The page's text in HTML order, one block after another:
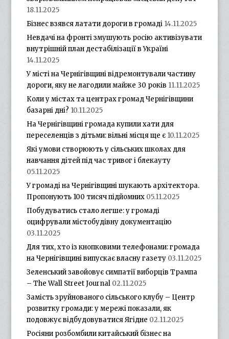
18.11.2025
Бізнес взявся латати дороги в громаді 14.11.2025
Невдачі на фронті змушують росію активізувати
внутрішній план дестабілізації в Україні
14.11.2025
У місті на Чернігівщині відремонтували частину
дороги, яку не лагодили майже 30 років 11.11.2025
Коли у містах та центрах громад Чернігівщини
базарні дні? 10.11.2025
На Чернігівщині громада купили хати для
переселенців з дітьми: вільні місця ще є 10.11.2025
Які умови створюють у сільських школах для
навчання дітей під час тривог і блекауту
05.11.2025
У громаді на Чернігівщині шукають архітектора.
Пропонують 100 тисяч підйомних 05.11.2025
Побудуватись стало легше: у громаді
оцифрували містобудівну документацію
03.11.2025
Для тих, хто із кнопковими телефонами: громада
на Чернігівщині випускає власну газету 03.11.2025
Зеленський завойовує симпатії виборців Трампа
– The Wall Street Journal 02.11.2025
Замість зруйнованого сільського клубу – Центр
розвитку громади: у мережі показали, як
подовжує відбудовуватися Ягідне 02.11.2025
Росіяни розбомбили китайський бізнес на